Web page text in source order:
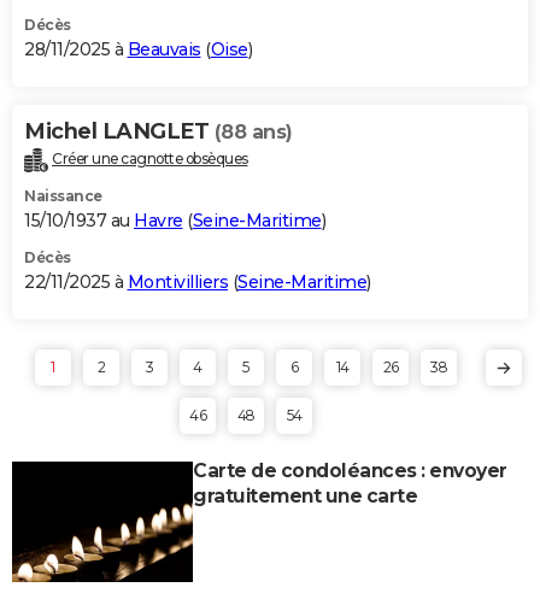
Décès
28/11/2025 à Beauvais (Oise)
Michel LANGLET (88 ans)
Créer une cagnotte obsèques
Naissance
15/10/1937 au Havre (Seine-Maritime)
Décès
22/11/2025 à Montivilliers (Seine-Maritime)
1 2 3 4 5 6 14 26 38
46 48 54
Carte de condoléances : envoyer
gratuitement une carte